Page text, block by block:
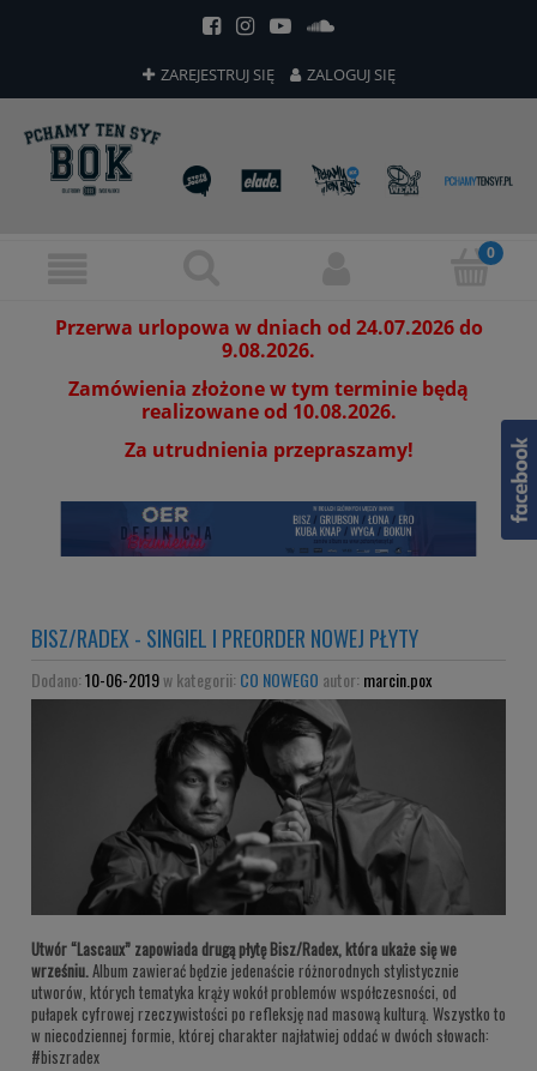
ZAREJESTRUJ SIĘ ZALOGUJ SIĘ
Przerwa urlopowa w dniach od 24.07.2026 do
9.08.2026.
Zamówienia złożone w tym terminie będą
realizowane od 10.08.2026.
Za utrudnienia przepraszamy!
BISZ/RADEX - SINGIEL I PREORDER NOWEJ PŁYTY
Dodano:10-06-2019w kategorii: CO NOWEGO autor: marcin.pox
Utwór “Lascaux” zapowiada drugą płytę Bisz/Radex, która ukaże się we
wrześniu.Album zawierać będzie jedenaście różnorodnych stylistycznie
utworów, których tematyka krąży wokół problemów współczesności, od
pułapek cyfrowej rzeczywistości po refleksję nad masową kulturą. Wszystko to
w niecodziennej formie, której charakter najłatwiej oddać w dwóch słowach:
#biszradex